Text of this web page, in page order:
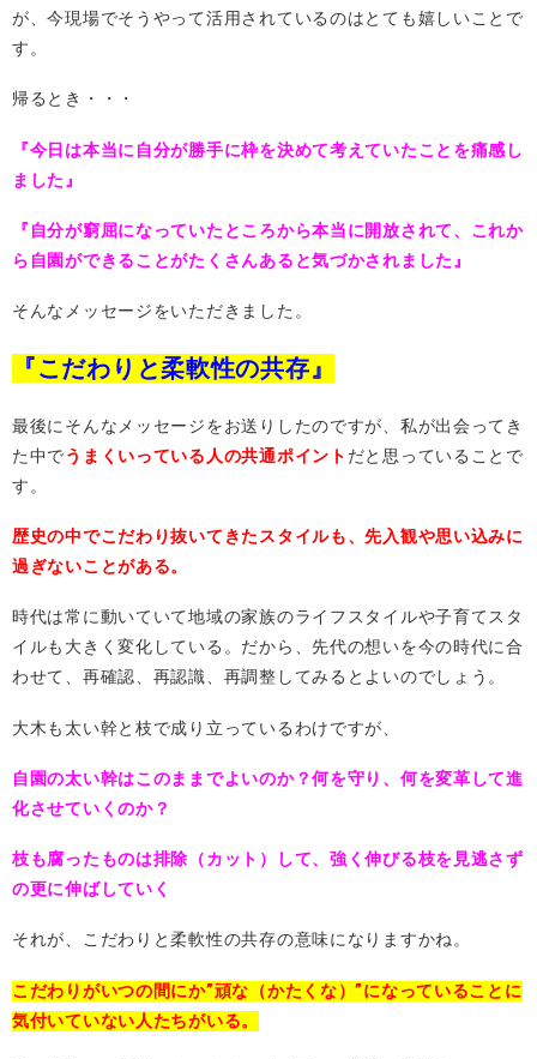
が、今現場でそうやって活用されているのはとても嬉しいことで
す。
帰るとき・・・
『今日は本当に自分が勝手に枠を決めて考えていたことを痛感し
ました』
『自分が窮屈になっていたところから本当に開放されて、これか
ら自園ができることがたくさんあると気づかされました』
そんなメッセージをいただきました。
『こだわりと柔軟性の共存』
最後にそんなメッセージをお送りしたのですが、私が出会ってき
た中でうまくいっている人の共通ポイント だと思っていることで
す。
歴史の中でこだわり抜いてきたスタイルも、先入観や思い込みに
過ぎないことがある。
時代は常に動いていて地域の家族のライフスタイルや子育てスタ
イルも大きく変化している。だから、先代の想いを今の時代に合
わせて、再確認、再認識、再調整してみるとよいのでしょう。
大木も太い幹と枝で成り立っているわけですが、
自園の太い幹はこのままでよいのか？何を守り、何を変革して進
化させていくのか？
枝も腐ったものは排除（カット）して、強く伸びる枝を見逃さず
の更に伸ばしていく
それが、こだわりと柔軟性の共存の意味になりますかね。
こだわりがいつの間にか”頑な（かたくな）”になっていることに
気付いていない人たちがいる。